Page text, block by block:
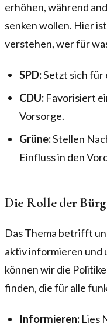
erhöhen, während
senken wollen. Hier
verstehen, wer für
SPD:Setzt sich für
CDU: Favorisiert
Vorsorge.
Grüne:Stellen
Einfluss in den
Die Rolle der
Das Thema betrifft
aktiv informieren und
können wir die
finden, die für alle
Informieren: Lies